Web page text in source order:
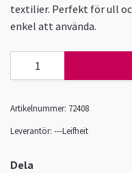
textilier. Perfekt för ull
enkel att använda.
Artikelnummer: 72408
Leverantör: ---Leifheit
Dela